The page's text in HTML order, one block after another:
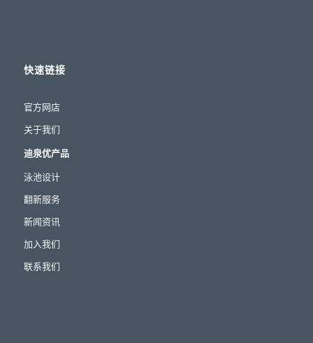
快速链接
官方网店
关于我们
迪泉优产品
泳池设计
翻新服务
新闻资讯
加入我们
联系我们